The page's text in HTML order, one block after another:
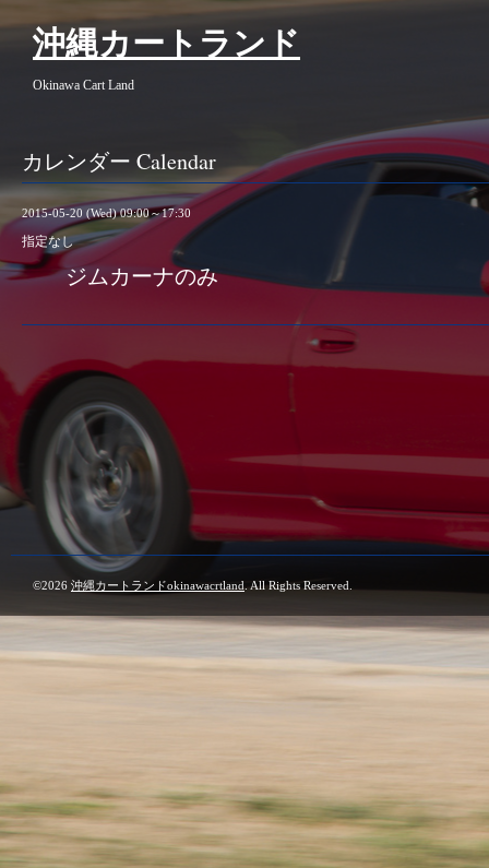
沖縄カートランド
Okinawa Cart Land
カレンダー Calendar
2015-05-20 (Wed) 09:00～17:30
指定なし
ジムカーナのみ
©2026 沖縄カートランドokinawacrtland . All Rights Reserved.